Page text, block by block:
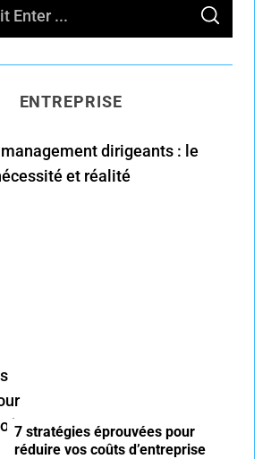
S
A
C
ENTREPRISE
7 stratégies éprouvées pour
réduire vos coûts d’entreprise